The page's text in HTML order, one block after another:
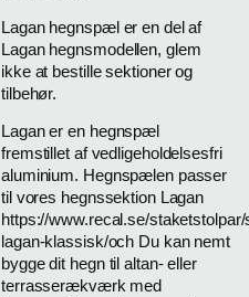
Lagan hegnspæl er en del af
Lagan hegnsmodellen, glem
ikke at bestille sektioner og
tilbehør.
Lagan er en hegnspæl
fremstillet af vedligeholdelsesfri
aluminium. Hegnspælen passer
til vores hegnssektion Lagan
https://www.recal.se/
lagan-klassisk/och Du kan nemt
bygge dit hegn til altan- eller
terrasserækværk med